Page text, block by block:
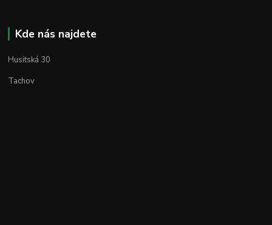
Kde nás najdete
Husitská 30
Tachov